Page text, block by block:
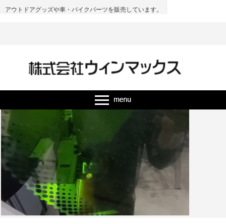
アウトドアグッズや車・バイクパーツを販売しています。